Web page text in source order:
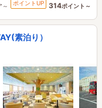
～ ポイントUP 314ポイント～
素泊り）